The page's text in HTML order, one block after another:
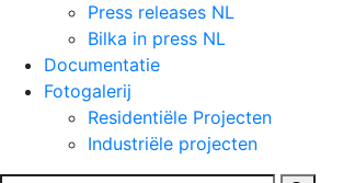
Press releases NL
Bilka in press NL
Documentatie
Fotogalerij
Residentiële Projecten
Industriële projecten